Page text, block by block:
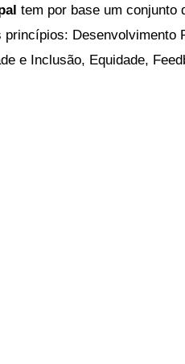
tem por base um conjunto
Desenvolvimento
e Inclusão, Equidade,